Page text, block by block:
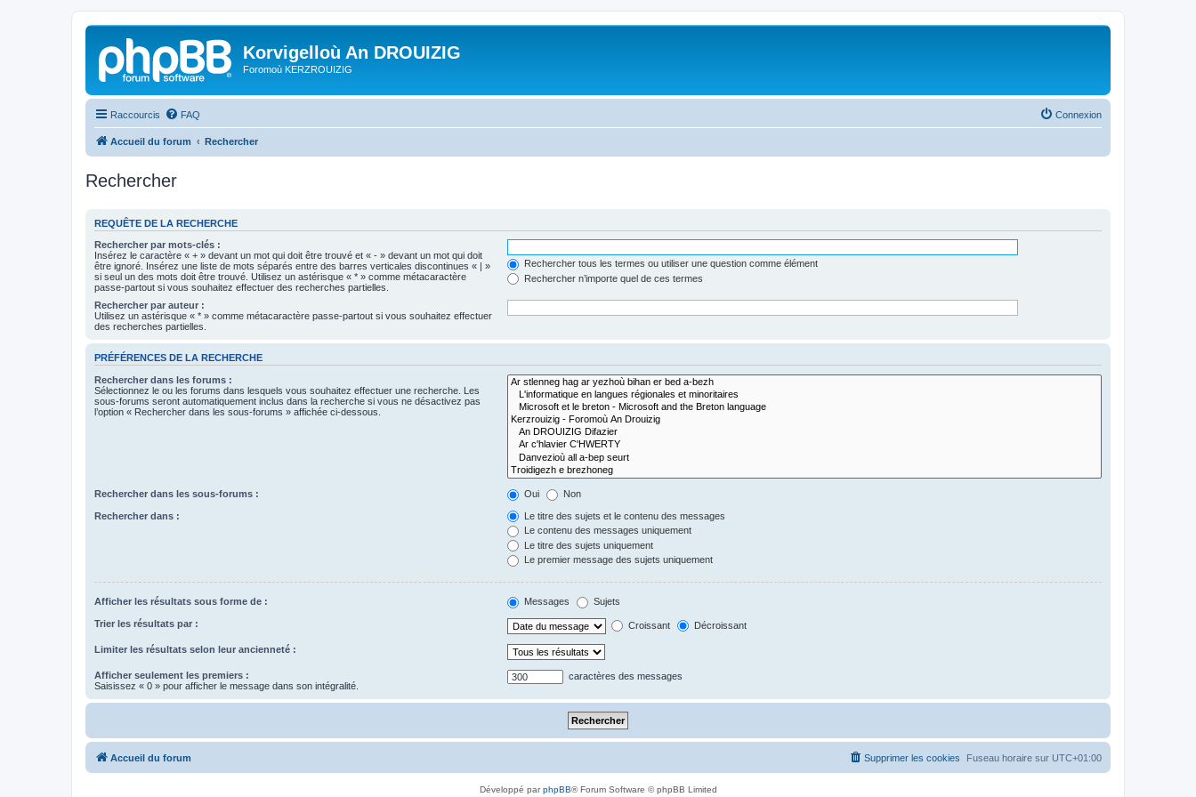
Korvigelloù An DROUIZIG
Foromoù KERZROUIZIG
Raccourcis FAQ Connexion
Accueil du forum Rechercher
Rechercher
REQUÊTE DE LA RECHERCHE
Rechercher par mots-clés :
Insérez le caractère « + » devant un mot qui doit être trouvé et « - » devant un mot qui doit
être ignoré. Insérez une liste de mots séparés entre des barres verticales discontinues « | »
si seul un des mots doit être trouvé. Utilisez un astérisque « * » comme métacaractère
passe-partout si vous souhaitez effectuer des recherches partielles.
Rechercher tous les termes ou utiliser une question comme élément
Rechercher n’importe quel de ces termes
Rechercher par auteur :
Utilisez un astérisque « * » comme métacaractère passe-partout si vous souhaitez effectuer
des recherches partielles.
PRÉFÉRENCES DE LA RECHERCHE
Rechercher dans les forums :
Sélectionnez le ou les forums dans lesquels vous souhaitez effectuer une recherche. Les
sous-forums seront automatiquement inclus dans la recherche si vous ne désactivez pas
l’option « Rechercher dans les sous-forums » affichée ci-dessous.
Rechercher dans les sous-forums : Oui Non
Rechercher dans :
Le titre des sujets et le contenu des messages
Le contenu des messages uniquement
Le titre des sujets uniquement
Le premier message des sujets uniquement
Afficher les résultats sous forme de : Messages Sujets
Trier les résultats par : Croissant Décroissant
Limiter les résultats selon leur ancienneté :
Afficher seulement les premiers :
Saisissez « 0 » pour afficher le message dans son intégralité.
caractères des messages
Accueil du forum Fuseau horaire sur UTC+01:00
Supprimer les cookies
Développé parphpBB® Forum Software © phpBB Limited